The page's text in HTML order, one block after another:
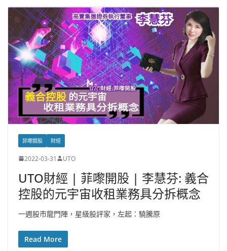
菲嚟開股 財經
2022-03-31 UTO
UTO財經 | 菲嚟開股 | 李慧芬: 義合
控股的元宇宙收租業務具分拆概念
一週股市龍門陣，星級股評家，左起：驍騰原
Read More